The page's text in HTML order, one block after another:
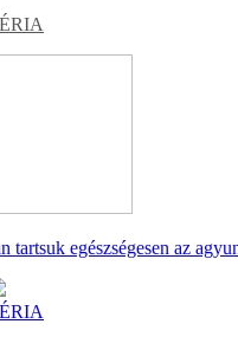
egészségesen az